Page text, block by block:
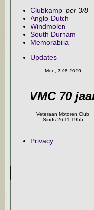
Clubkamp. per 3/8
Anglo-Dutch
Windmolen
South Durham
Memorabilia
Updates
Mon, 3-08-2026
VMC 70
Veteraan Motoren Club
Sinds 26-11-1955
Privacy